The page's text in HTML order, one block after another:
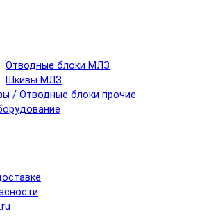
Отводные блоки МЛЗ
Шкивы МЛЗ
/ Отводные блоки прочие